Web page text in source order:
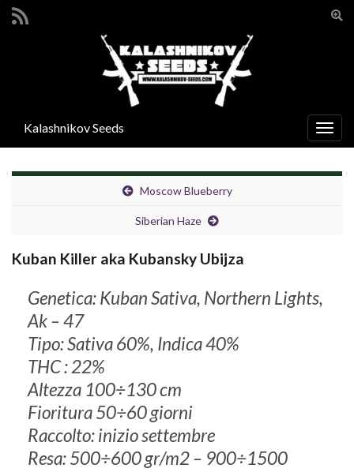
Search for:
la
Kalashnikov Seeds
Moscow Blueberry
Siberian Haze
Kuban Killer aka Kubansky Ubijza
Genetica: Kuban Sativa, Northern Lights,
Ak – 47
Tipo: Sativa 60%, Indica 40%
THC : 22%
Altezza 100÷130 cm
Fioritura 50÷60 giorni
Raccolto: inizio settembre
Resa: 500÷600 gr/m2 – 900÷1500